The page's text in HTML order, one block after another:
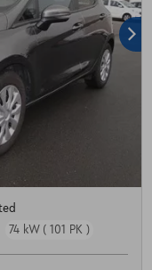
74 kW ( 101 PK )